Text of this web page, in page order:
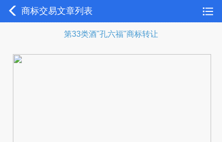
商标交易文章列表
第33类酒"孔六福"商标转让